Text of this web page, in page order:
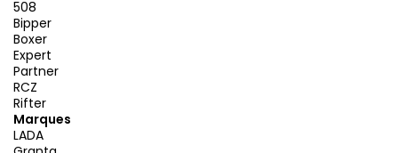
508
Bipper
Boxer
Expert
Partner
RCZ
Rifter
Marques
LADA